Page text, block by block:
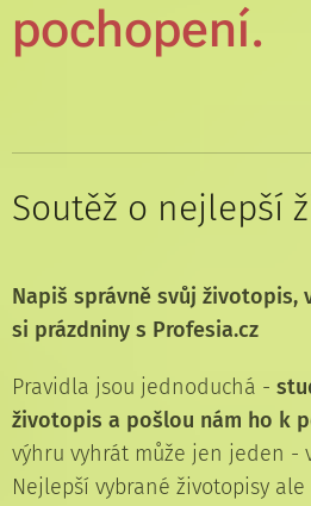
pochopení.
Soutěž o nejlepší
Napiš správně svůj životopis,
si prázdniny s Profesia.cz
Pravidla jsou jednoduchá -
životopis a pošlou nám ho k
výhru vyhrát může jen jeden -
Nejlepší vybrané životopisy